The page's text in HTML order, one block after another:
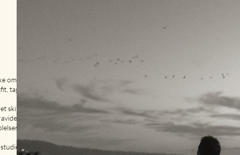
om at skynde sig
tage det stille og
skift mellem amning,
krop, fanget i
får lov at
hvis du ønsker